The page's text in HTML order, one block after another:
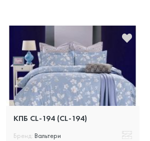
КПБ CL-194 (CL-194)
Бренд: Вальтери